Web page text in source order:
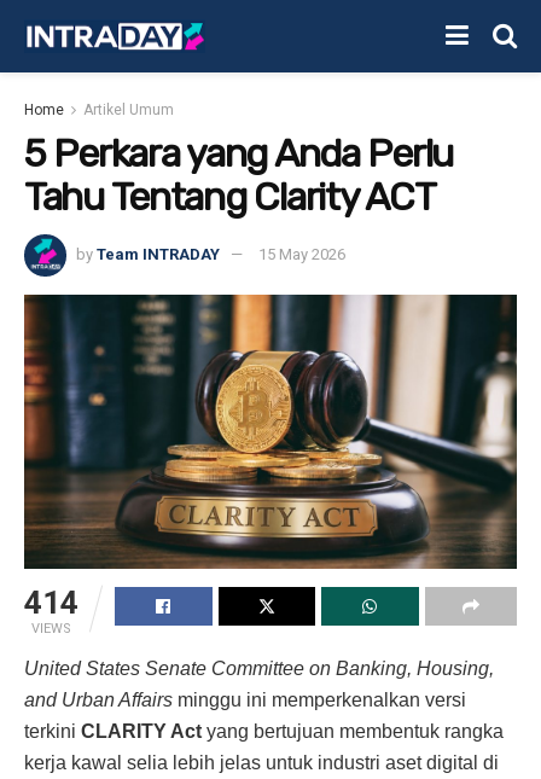
Home Artikel Umum
5 Perkara yang Anda Perlu
Tahu Tentang Clarity ACT
by Team INTRADAY 15 May 2026
414
VIEWS
United States Senate Committee on Banking, Housing,
and Urban Affairs minggu ini memperkenalkan versi
terkini CLARITY Act yang bertujuan membentuk rangka
kerja kawal selia lebih jelas untuk industri aset digital di